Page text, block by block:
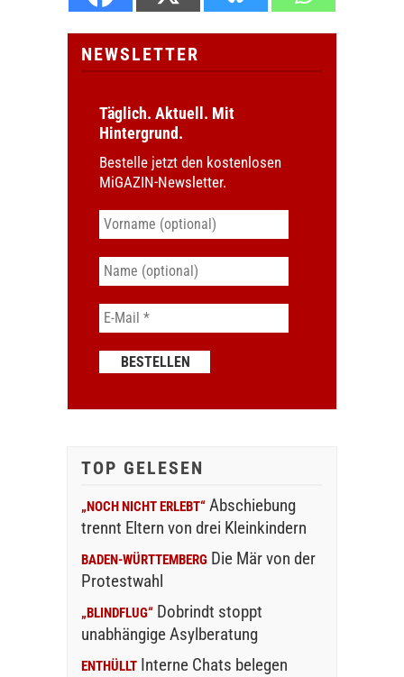
NEWSLETTER
Täglich. Aktuell. Mit
Hintergrund.
Bestelle jetzt den kostenlosen
MiGAZIN-Newsletter.
TOP GELESEN
„NOCH NICHT ERLEBT“ Abschiebung
trennt Eltern von drei Kleinkindern
BADEN-WÜRTTEMBERG Die Mär von der
Protestwahl
„BLINDFLUG“ Dobrindt stoppt
unabhängige Asylberatung
ENTHÜLLT Interne Chats belegen